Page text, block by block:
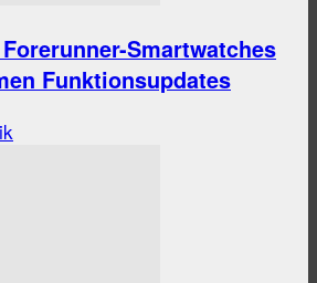
Smartwatches
Funktionsupdates